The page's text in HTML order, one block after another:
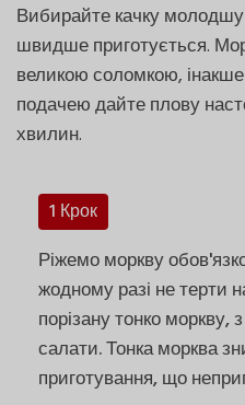
Вибирайте качку молодшу
швидше приготується.
великою соломкою,
подачею дайте плову
хвилин.
1 Крок
Ріжемо моркву
жодному разі не терти
порізану тонко моркву,
салати. Тонка морква
приготування, що